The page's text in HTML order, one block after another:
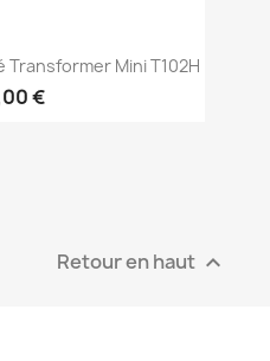
Mini T102H
€
Retour en haut 